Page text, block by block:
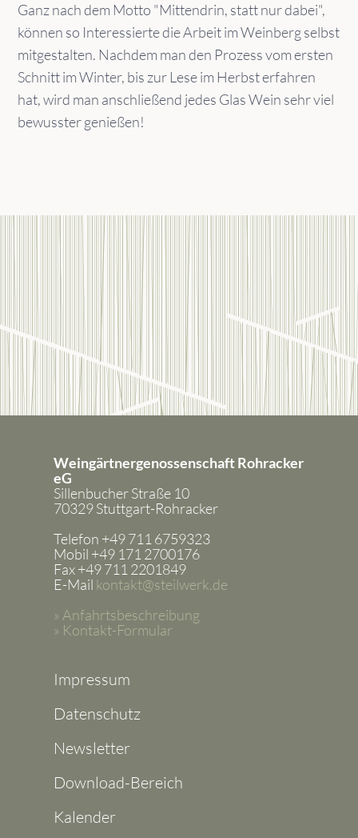
Ganz nach dem Motto "Mittendrin, statt nur dabei",
können so Interessierte die Arbeit im Weinberg selbst
mitgestalten. Nachdem man den Prozess vom ersten
Schnitt im Winter, bis zur Lese im Herbst erfahren
hat, wird man anschließend jedes Glas Wein sehr viel
bewusster genießen!
Weingärtnergenossenschaft Rohracker
eG
Sillenbucher Straße 10
70329 Stuttgart-Rohracker
Telefon +49 711 6759323
Mobil +49 171 2700176
Fax +49 711 2201849
E-Mail kontakt@steilwerk.de
» Anfahrtsbeschreibung
» Kontakt-Formular
Impressum
Datenschutz
Newsletter
Download-Bereich
Kalender